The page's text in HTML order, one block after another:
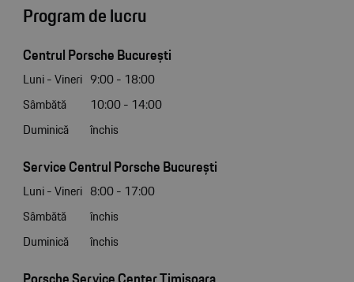
Program de lucru
Centrul Porsche București
Luni - Vineri 9:00 - 18:00
Sâmbătă
10:00 - 14:00
Duminică
închis
Service Centrul Porsche București
Luni - Vineri 8:00 - 17:00
Sâmbătă
închis
Duminică
închis